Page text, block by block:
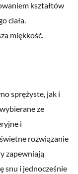
kształtów
ciała.
miękkość.
sprężyste, jak i
ze
i
rozwiązanie
zapewniają
snu i jednocześnie